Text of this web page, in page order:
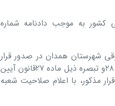
به موجب دادنامه شماره
شعبه ١٠دادگاه عمومی حقوقی شھرستان ھمدان در صدور قرار
عدم صلاحیّت صحیح و منطبق با موازین قانونی است تو جھاً به ماده [٢٧] ٢٨و تبصره ذیل ماده ٢٧قانون آیین
مذکور، با اعلام صلاحیت شعبه